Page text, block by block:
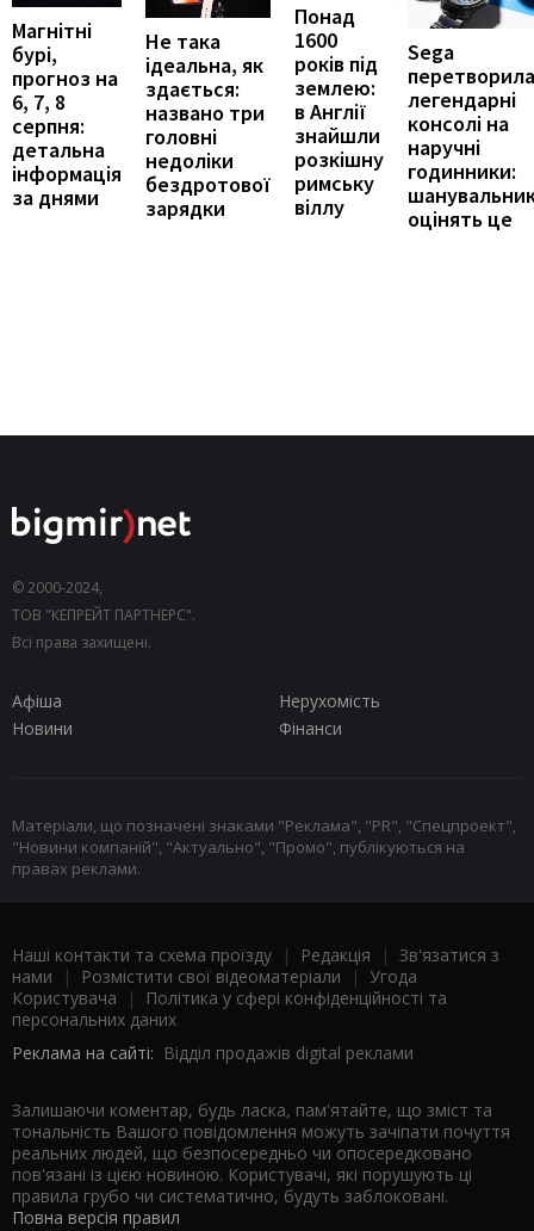
Магнітні
бурі,
прогноз на
6, 7, 8
серпня:
детальна
інформація
за днями
Не така
ідеальна, як
здається:
названо три
головні
недоліки
бездротової
зарядки
Понад
1600
років під
землею:
в Англії
знайшли
розкішну
римську
віллу
Sega
перетворила
легендарні
консолі на
наручні
годинники:
оцінять це
© 2000-2024,
ТОВ "КЕПРЕЙТ ПАРТНЕРС".
Всі права захищені.
Афіша
Нерухомість
Новини
Фінанси
Матеріали, що позначені знаками "Реклама", "PR", "Спецпроект",
"Новини компаній", "Актуально", "Промо", публікуються на
правах реклами.
Наші контакти та схема проїзду | Редакція | Зв'язатися з
нами | Розмістити свої відеоматеріали | Угода
Користувача |
Політика у сфері конфіденційності та
персональних даних
Реклама на сайті: Відділ продажів digital реклами
Залишаючи коментар, будь ласка, пам'ятайте, що зміст та
тональність Вашого повідомлення можуть зачіпати почуття
реальних людей, що безпосередньо чи опосередковано
пов'язані із цією новиною. Користувачі, які порушують ці
правила грубо чи систематично, будуть заблоковані.
Повна версія правил